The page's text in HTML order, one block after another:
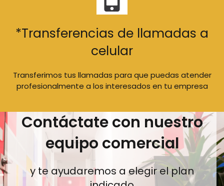
*Transferencias de llamadas a
celular
Transferimos tus llamadas para que puedas atender
profesionalmente a los interesados en tu empresa
Contáctate con nuestro
equipo comercial
y te ayudaremos a elegir el plan